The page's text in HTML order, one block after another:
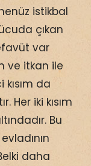
istikbal
çıkan
var
ve itkan ile
da
Her iki kısım
Bu
daha